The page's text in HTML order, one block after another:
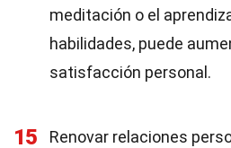
meditación o el
habilidades, puede
satisfacción personal.
15
Renovar relaciones